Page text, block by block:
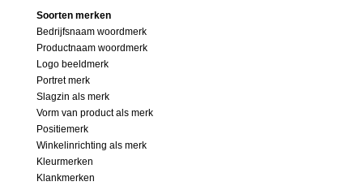
Soorten merken
Bedrijfsnaam woordmerk
Productnaam woordmerk
Logo beeldmerk
Portret merk
Slagzin als merk
Vorm van product als merk
Positiemerk
Winkelinrichting als merk
Kleurmerken
Klankmerken